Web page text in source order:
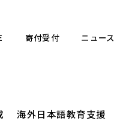
寄付受付 ニュース
海外日本語教育支援